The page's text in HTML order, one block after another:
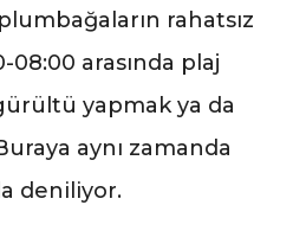
rahatsız
08:00 arasında plaj
yapmak ya da
aynı zamanda
deniliyor.